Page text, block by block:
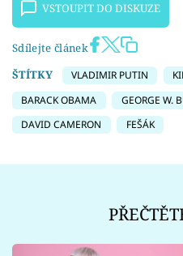
VSTOUPIT DO DISKUZE
Sdílejte článek
ŠTÍTKY
VLADIMIR PUTIN
BARACK OBAMA
GEORGE W.
DAVID CAMERON
FEŠÁK